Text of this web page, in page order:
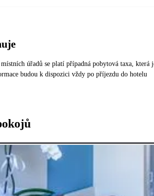
úřadů se platí případná pobytová taxa,
budou k dispozici vždy po příjezdu do hotelu